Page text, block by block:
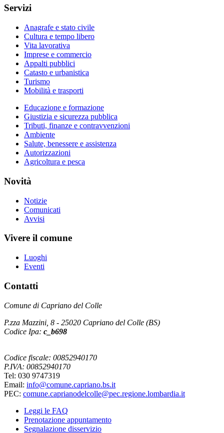
Servizi
Anagrafe e stato civile
Cultura e tempo libero
Vita lavorativa
Imprese e commercio
Appalti pubblici
Catasto e urbanistica
Turismo
Mobilità e trasporti
Educazione e formazione
Giustizia e sicurezza pubblica
Tributi, finanze e contravvenzioni
Ambiente
Salute, benessere e assistenza
Autorizzazioni
Agricoltura e pesca
Novità
Notizie
Comunicati
Avvisi
Vivere il comune
Luoghi
Eventi
Contatti
Comune di Capriano del Colle
P.zza Mazzini, 8 - 25020 Capriano del Colle (BS)
Codice Ipa: c_b698
Codice fiscale: 00852940170
P.IVA: 00852940170
Tel: 030 9747319
Email: info@comune.capriano.bs.it
PEC: comune.caprianodelcolle@pec.regione.lombardia.it
Leggi le FAQ
Prenotazione appuntamento
Segnalazione disservizio